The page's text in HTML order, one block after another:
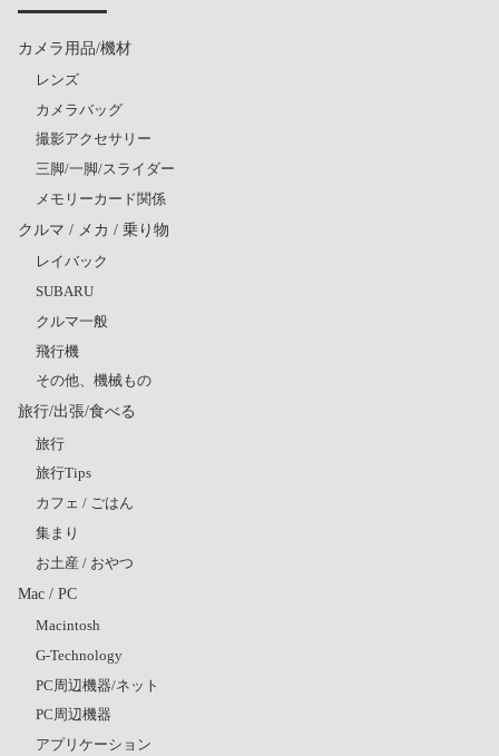
カメラ用品/機材
レンズ
カメラバッグ
撮影アクセサリー
三脚/一脚/スライダー
メモリーカード関係
クルマ / メカ / 乗り物
レイバック
SUBARU
クルマ一般
飛行機
その他、機械もの
旅行/出張/食べる
旅行
旅行Tips
カフェ / ごはん
集まり
お土産 / おやつ
Mac / PC
Macintosh
G-Technology
PC周辺機器/ネット
PC周辺機器
アプリケーション